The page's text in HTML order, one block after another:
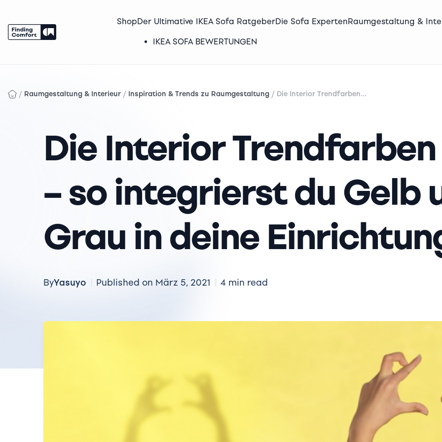
ShopDer Ultimative IKEA Sofa Ratgeber
IKEA SOFA BEWERTUNGEN
Die Sofa ExpertenRaumgestaltung &
content
/ Raumgestaltung & Interieur / Inspiration & Trends zu Raumgestaltung / Die Interior Trendfarben...
Die Interior Trendfarben
– so integrierst du Gelb
Grau in deine
ByYasuyo Published on März 5, 2021 4 min read